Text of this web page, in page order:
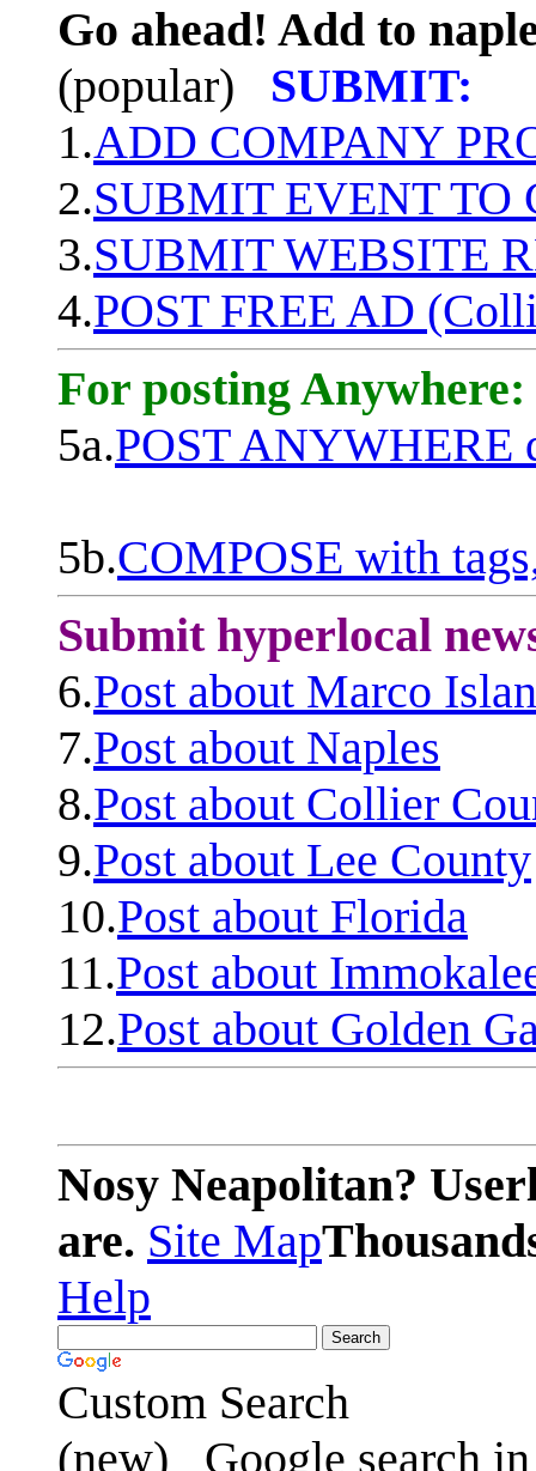
Go ahead! Add to
(popular)
SUBMIT:
1.ADD COMPANY
2.SUBMIT EVENT TO
3.SUBMIT WEBSITE
4.POST FREE AD
For posting Anywhere:
5a.POST ANYWHERE
5b.COMPOSE with
Submit hyperlocal
6.Post about Marco
7.Post about Naples
8.Post about Collier
9.Post about Lee County
10.Post about Florida
11.Post about
12.Post about Golden
Nosy Neapolitan?
are. Site Map
Help
Custom Search
(new)
Google search